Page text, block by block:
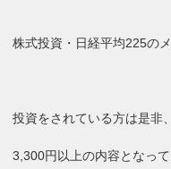
株式投資・日経平均225の
投資をされている方は是非
3,300円以上の内容となって